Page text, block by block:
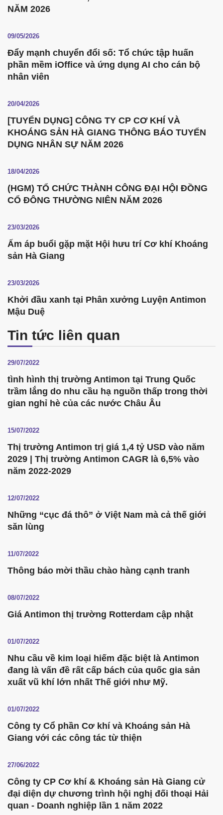
NĂM 2026
09/05/2026
Đẩy mạnh chuyển đổi số: Tổ chức tập huấn
phần mềm iOffice và ứng dụng AI cho cán bộ
nhân viên
20/04/2026
[TUYỂN DỤNG] CÔNG TY CP CƠ KHÍ VÀ
KHOÁNG SẢN HÀ GIANG THÔNG BÁO TUYỂN
DỤNG NHÂN SỰ NĂM 2026
18/04/2026
(HGM) TỔ CHỨC THÀNH CÔNG ĐẠI HỘI ĐỒNG
CỔ ĐÔNG THƯỜNG NIÊN NĂM 2026
23/03/2026
Ấm áp buổi gặp mặt Hội hưu trí Cơ khí Khoáng
sản Hà Giang
23/03/2026
Khởi đầu xanh tại Phân xưởng Luyện Antimon
Mậu Duệ
Tin tức liên quan
29/07/2022
tình hình thị trường Antimon tại Trung Quốc
trầm lắng do nhu cầu hạ nguồn thấp trong thời
gian nghỉ hè của các nước Châu Âu
15/07/2022
Thị trường Antimon trị giá 1,4 tỷ USD vào năm
2029 | Thị trường Antimon CAGR là 6,5% vào
năm 2022-2029
12/07/2022
Những “cục đá thô” ở Việt Nam mà cả thế giới
săn lùng
11/07/2022
Thông báo mời thầu chào hàng cạnh tranh
08/07/2022
Giá Antimon thị trường Rotterdam cập nhật
01/07/2022
Nhu cầu về kim loại hiếm đặc biệt là Antimon
đang là vấn đề rất cấp bách của quốc gia sản
xuất vũ khí lớn nhất Thế giới như Mỹ.
01/07/2022
Công ty Cổ phần Cơ khí và Khoáng sản Hà
Giang với các công tác từ thiện
27/06/2022
Công ty CP Cơ khí & Khoáng sản Hà Giang cử
đại diện dự chương trình hội nghị đối thoại Hải
quan - Doanh nghiệp lần 1 năm 2022